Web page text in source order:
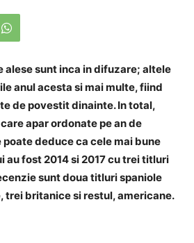
alese sunt inca in difuzare; altele
anul acesta si mai multe, fiind
de povestit dinainte.In total,
apar ordonate pe an de
poate deduce ca cele mai bune
au fost 2014 si 2017 cu trei titluri
sunt doua titluri spaniole
trei britanice si restul, americane.